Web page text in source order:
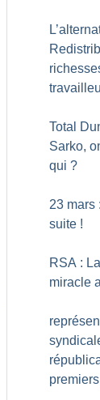
Total
Sarko,
qui ?
23 mars
suite !
RSA :
miracle